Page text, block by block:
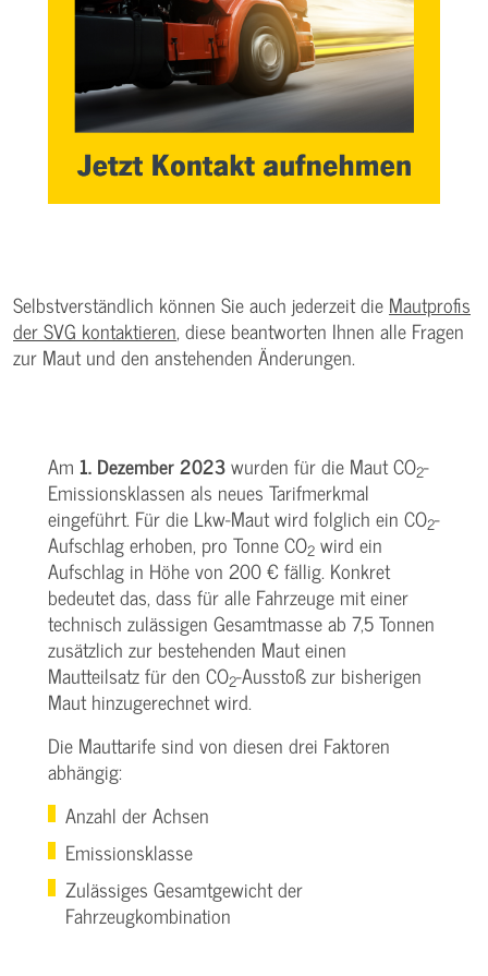
Selbstverständlich können Sie auch jederzeit die Mautprofis
der SVG kontaktieren, diese beantworten Ihnen alle Fragen
zur Maut und den anstehenden Änderungen.
Am 1. Dezember 2023wurden für die Maut CO2-
Emissionsklassen als neues Tarifmerkmal
eingeführt. Für die Lkw-Maut wird folglich ein CO2-
Aufschlag erhoben, pro Tonne CO2 wird ein
Aufschlag in Höhe von 200 € fällig. Konkret
bedeutet das, dass für alle Fahrzeuge mit einer
technisch zulässigen Gesamtmasse ab 7,5 Tonnen
zusätzlich zur bestehenden Maut einen
Mautteilsatz für den CO2-Ausstoß zur bisherigen
Maut hinzugerechnet wird.
Die Mauttarife sind von diesen drei Faktoren
abhängig:
Anzahl der Achsen
Emissionsklasse
Zulässiges Gesamtgewicht der
Fahrzeugkombination